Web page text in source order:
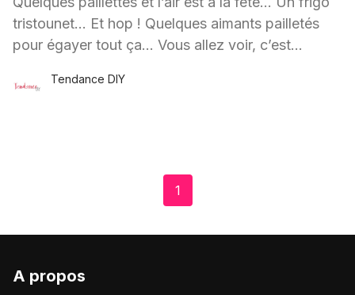
tristounet… Et hop ! Quelques aimants pailletés
pour égayer tout ça… Vous allez voir, c’est
Tendance DIY
1
A propos